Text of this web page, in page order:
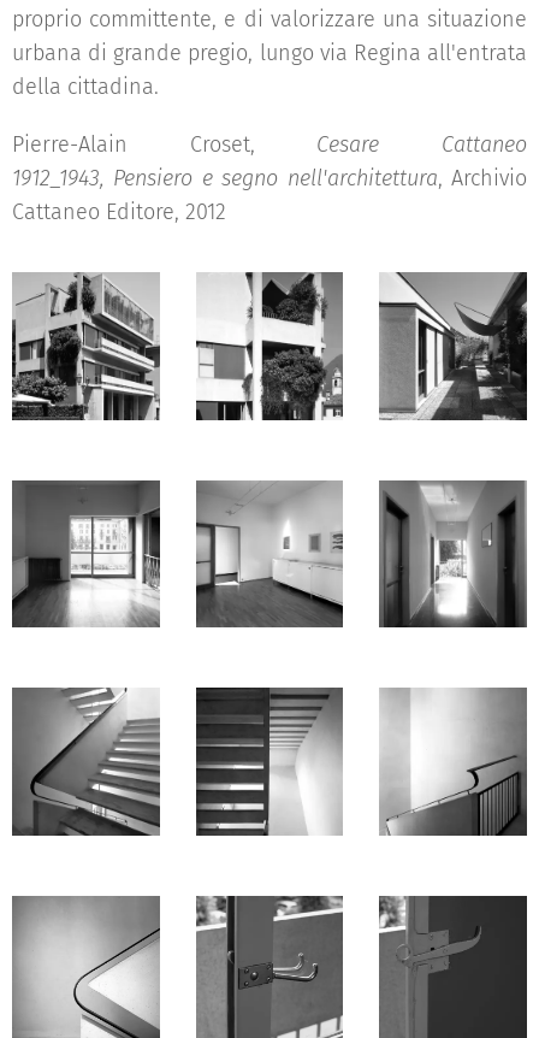
proprio committente, e di valorizzare una situazione
urbana di grande pregio, lungo via Regina all'entrata
della cittadina.
Pierre-Alain Croset, Cesare Cattaneo
1912_1943, Pensiero e segno nell'architettura, Archivio
Cattaneo Editore, 2012